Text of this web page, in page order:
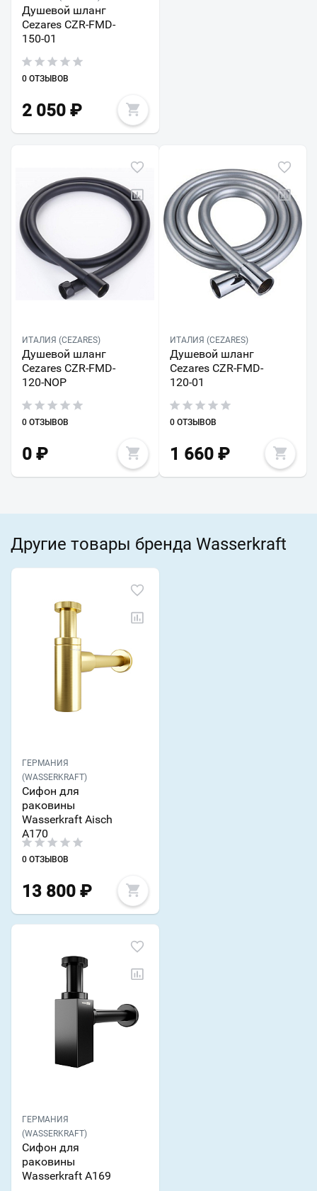
Душевой шланг
Cezares CZR-FMD-
150-01
0 ОТЗЫВОВ
2 050 ₽
ИТАЛИЯ (CEZARES)
Душевой шланг
Cezares CZR-FMD-
120-NOP
0 ОТЗЫВОВ
0 ₽
ИТАЛИЯ (CEZARES)
Душевой шланг
Cezares CZR-FMD-
120-01
0 ОТЗЫВОВ
1 660₽
Другие товары бренда Wasserkraft
ГЕРМАНИЯ
(WASSERKRAFT)
Сифон для
раковины
Wasserkraft Aisch
A170
0 ОТЗЫВОВ
13 800 ₽
ГЕРМАНИЯ
(WASSERKRAFT)
Сифон для
раковины
Wasserkraft A169